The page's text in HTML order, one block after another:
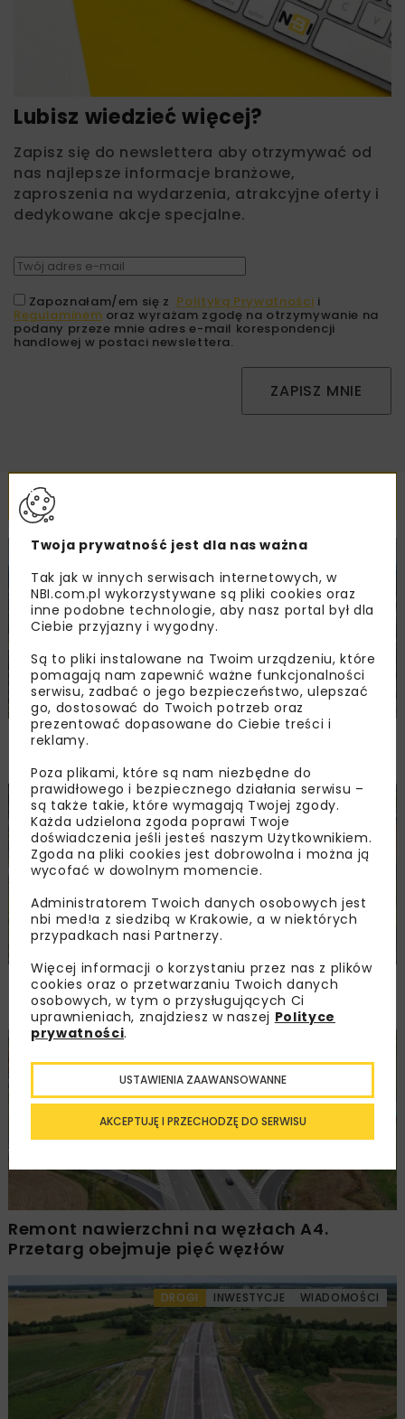
Lubisz wiedzieć więcej?
Zapisz się do newslettera aby otrzymywać od
nas najlepsze informacje branżowe,
zaproszenia na wydarzenia, atrakcyjne oferty i
dedykowane akcje specjalne.
Zapoznałam/em się z Polityką Prywatności i
Regulaminem oraz wyrażam zgodę na otrzymywanie na
podany przeze mnie adres e-mail korespondencji
handlowej w postaci newslettera.
ZAPISZ MNIE
Powiązane artykuły
PKP PLK ogłosiły przetarg na odcinek Gdów
DROGI INWESTYCJE WIADOMOŚCI
Rozbudowa DW450 między Mirkowem
a Wieruszowem z dofinansowaniem UE
Remont nawierzchni na węzłach A4.
Przetarg obejmuje pięć węzłów
DROGI INWESTYCJE WIADOMOŚCI
Twoja prywatność jest dla nas ważna
Tak jak w innych serwisach internetowych, w
NBI.com.pl wykorzystywane są pliki cookies oraz
inne podobne technologie, aby nasz portal był dla
Ciebie przyjazny i wygodny.
Są to pliki instalowane na Twoim urządzeniu, które
pomagają nam zapewnić ważne funkcjonalności
serwisu, zadbać o jego bezpieczeństwo, ulepszać
go, dostosować do Twoich potrzeb oraz
prezentować dopasowane do Ciebie treści i
reklamy.
Poza plikami, które są nam niezbędne do
prawidłowego i bezpiecznego działania serwisu –
są także takie, które wymagają Twojej zgody.
Każda udzielona zgoda poprawi Twoje
doświadczenia jeśli jesteś naszym Użytkownikiem.
Zgoda na pliki cookies jest dobrowolna i można ją
wycofać w dowolnym momencie.
Administratorem Twoich danych osobowych jest
nbi med!a z siedzibą w Krakowie, a w niektórych
przypadkach nasi Partnerzy.
Więcej informacji o korzystaniu przez nas z plików
cookies oraz o przetwarzaniu Twoich danych
osobowych, w tym o przysługujących Ci
uprawnieniach, znajdziesz w naszej Polityce
prywatności.
AKCEPTUJĘ I PRZECHODZĘ DO SERWISU
USTAWIENIA ZAAWANSOWANNE